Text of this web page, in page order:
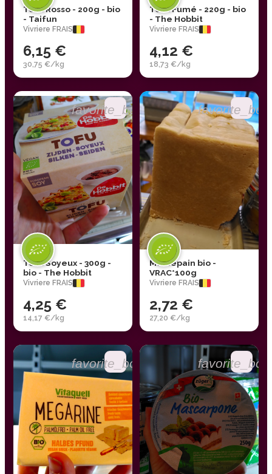
Tofu Rosso - 200g - bio
- Taifun
Vivriere FRAIS
6,15 €
30,75 €/kg
Tofu Fumé - 220g - bio
- The Hobbit
Vivriere FRAIS
4,12 €
18,73 €/kg
favorite_border
Tofu Soyeux - 300g -
bio - The Hobbit
Vivriere FRAIS
4,25 €
14,17 €/kg
Massepain bio -
VRAC*100g
Vivriere FRAIS
2,72 €
27,20 €/kg
favorite_border